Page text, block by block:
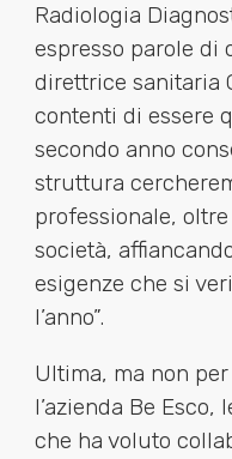
Radiologia
espresso parole di
direttrice sanitaria
contenti di essere
secondo anno
struttura
professionale,
società,
esigenze che si
l’anno”.
Ultima, ma non
l’azienda Be Esco,
che ha voluto